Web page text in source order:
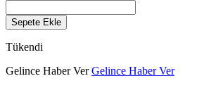
Sepete Ekle
Tükendi
Gelince Haber Ver Gelince Haber Ver